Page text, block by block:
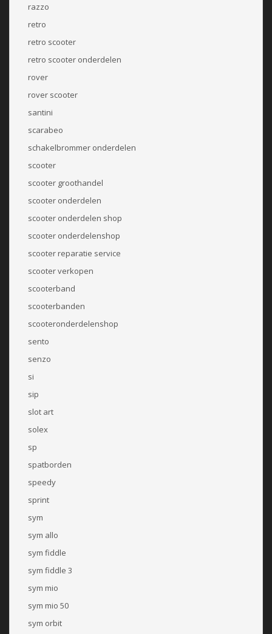
razzo
retro
retro scooter
retro scooter onderdelen
rover
rover scooter
santini
scarabeo
schakelbrommer onderdelen
scooter
scooter groothandel
scooter onderdelen
scooter onderdelen shop
scooter onderdelenshop
scooter reparatie service
scooter verkopen
scooterband
scooterbanden
scooteronderdelenshop
sento
senzo
si
sip
slot art
solex
sp
spatborden
speedy
sprint
sym
sym allo
sym fiddle
sym fiddle 3
sym mio
sym mio 50
sym orbit